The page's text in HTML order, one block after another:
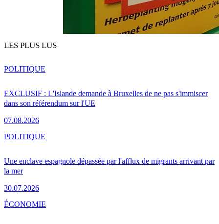
LES PLUS LUS
EXCLUSIF : L'Islande demande à Bruxelles de ne pas s'immiscer
dans son référendum sur l'UE
07.08.2026
POLITIQUE
Une enclave espagnole dépassée par l'afflux de migrants arrivant par
la mer
30.07.2026
POLITIQUE
ÉCONOMIE